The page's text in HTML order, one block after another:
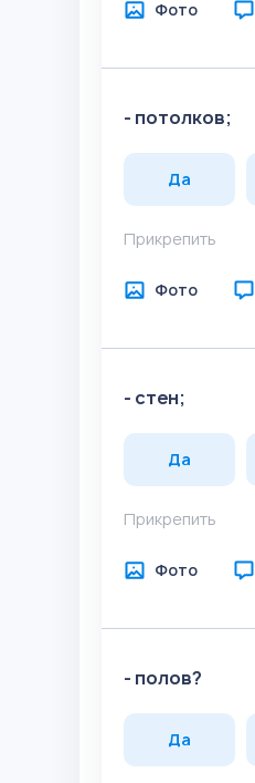
Фото
- потолков;
Да
Прикрепить
Фото
- стен;
Да
Прикрепить
Фото
- полов?
Да